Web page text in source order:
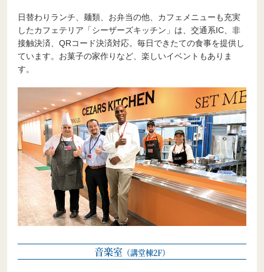
日替わりランチ、麺類、お弁当の他、カフェメニューも充実
したカフェテリア「シーザーズキッチン」は、交通系IC、非
接触決済、QRコード決済対応。毎日できたての食事を提供し
ています。お菓子の家作りなど、楽しいイベントもありま
す。
音楽室（講堂棟2F）